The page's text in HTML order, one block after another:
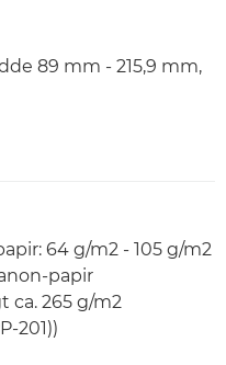
89 mm - 215,9 mm,
64 g/m2 - 105 g/m2
papir
ca. 265 g/m2
201))